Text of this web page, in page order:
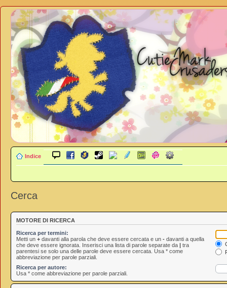
Indice
Cerca
MOTORE DI RICERCA
Ricerca per termini:
Metti un + davanti alla parola che deve essere cercata e un - davanti a quella
che deve essere ignorata. Inserisci una lista di parole separate da | tra
parentesi se solo una delle parole deve essere cercata. Usa * come
abbreviazione per parole parziali.
Ricerca per autore:
Usa * come abbreviazione per parole parziali.